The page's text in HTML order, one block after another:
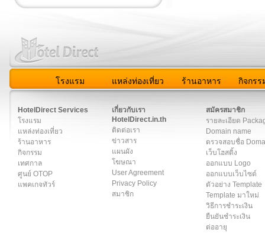
โรงแรม แหล่งท่องเที่ยว ร้านอาหาร กิจกรร
HotelDirect Services
โรงแรม
แหล่งท่องเที่ยว
ร้านอาหาร
กิจกรรม
เทศกาล
ศูนย์ OTOP
แพคเกจทัวร์
เกี่ยวกับเรา
HotelDirect.in.th
ติดต่อเรา
ข่าวสาร
แผนผัง
โฆษณา
User Agreement
Privacy Policy
สมาชิก
สมัครสมาชิก
รายละเอียด
Domain name
ตรวจสอบชื่อ
เว็บโฮสติ้ง
ออกแบบ Logo
ออกแบบเว็บไซต์
ตัวอย่าง Template
Template มาใหม่
วิธีการชำระเงิน
ยืนยันชำระเงิน
ต่ออายุ